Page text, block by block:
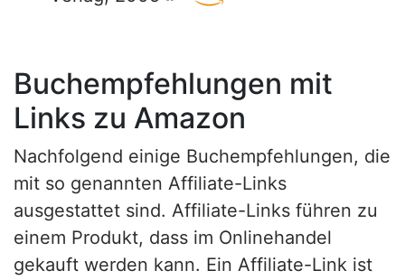
Buchempfehlungen mit
Links zu Amazon
Nachfolgend einige Buchempfehlungen, die
mit so genannten Affiliate-Links
ausgestattet sind. Affiliate-Links führen zu
einem Produkt, dass im Onlinehandel
gekauft werden kann. Ein Affiliate-Link ist